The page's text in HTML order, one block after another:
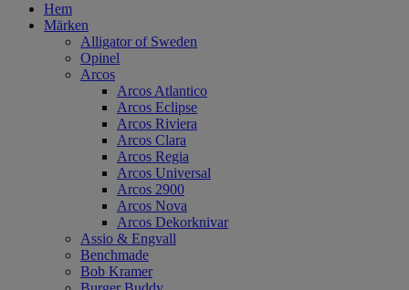
Hem
Märken
Alligator of Sweden
Opinel
Arcos
Arcos Atlantico
Arcos Eclipse
Arcos Riviera
Arcos Clara
Arcos Regia
Arcos Universal
Arcos 2900
Arcos Nova
Arcos Dekorknivar
Assio & Engvall
Benchmade
Bob Kramer